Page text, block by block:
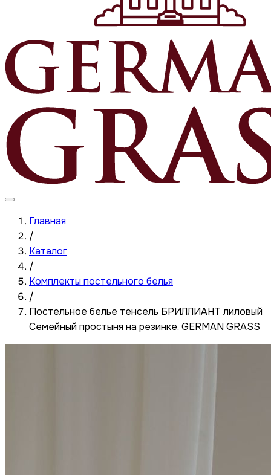
Главная
/
Каталог
/
Комплекты постельного белья
/
Постельное белье тенсель БРИЛЛИАНТ лиловый
Семейный простыня на резинке, GERMAN GRASS